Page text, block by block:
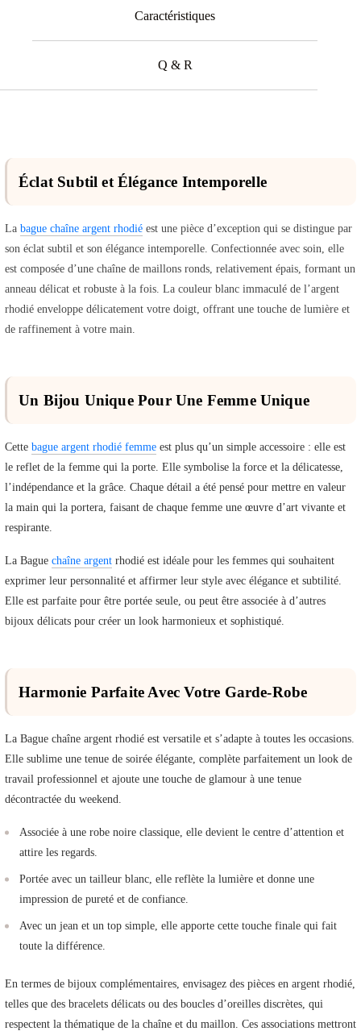
Caractéristiques
Q & R
Éclat Subtil et Élégance Intemporelle
La bague chaîne argent rhodié est une pièce d’exception qui se distingue par
son éclat subtil et son élégance intemporelle. Confectionnée avec soin, elle
est composée d’une chaîne de maillons ronds, relativement épais, formant un
anneau délicat et robuste à la fois. La couleur blanc immaculé de l’argent
rhodié enveloppe délicatement votre doigt, offrant une touche de lumière et
de raffinement à votre main.
Un Bijou Unique Pour Une Femme Unique
Cette bague argent rhodié femme est plus qu’un simple accessoire : elle est
le reflet de la femme qui la porte. Elle symbolise la force et la délicatesse,
l’indépendance et la grâce. Chaque détail a été pensé pour mettre en valeur
la main qui la portera, faisant de chaque femme une œuvre d’art vivante et
respirante.
La Bague chaîne argent rhodié est idéale pour les femmes qui souhaitent
exprimer leur personnalité et affirmer leur style avec élégance et subtilité.
Elle est parfaite pour être portée seule, ou peut être associée à d’autres
bijoux délicats pour créer un look harmonieux et sophistiqué.
Harmonie Parfaite Avec Votre Garde-Robe
La Bague chaîne argent rhodié est versatile et s’adapte à toutes les occasions.
Elle sublime une tenue de soirée élégante, complète parfaitement un look de
travail professionnel et ajoute une touche de glamour à une tenue
décontractée du weekend.
Associée à une robe noire classique, elle devient le centre d’attention et
attire les regards.
Portée avec un tailleur blanc, elle reflète la lumière et donne une
impression de pureté et de confiance.
Avec un jean et un top simple, elle apporte cette touche finale qui fait
toute la différence.
En termes de bijoux complémentaires, envisagez des pièces en argent rhodié,
telles que des bracelets délicats ou des boucles d’oreilles discrètes, qui
respectent la thématique de la chaîne et du maillon. Ces associations mettront